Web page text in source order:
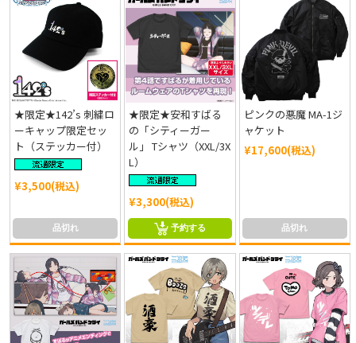
★限定★142’s 刺繍ロ
ーキャップ限定セッ
ト（ステッカー付）
¥3,500(税込)
品切れ
★限定★安和すばる
の「シティーガー
ル」 Tシャツ（XXL/3X
L）
¥3,300(税込)
予約する
ピンクの悪魔 MA-1ジ
ャケット
¥17,600(税込)
品切れ